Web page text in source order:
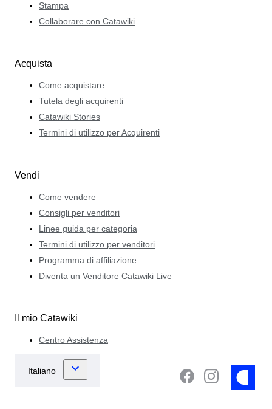
Stampa
Collaborare con Catawiki
Acquista
Come acquistare
Tutela degli acquirenti
Catawiki Stories
Termini di utilizzo per Acquirenti
Vendi
Come vendere
Consigli per venditori
Linee guida per categoria
Termini di utilizzo per venditori
Programma di affiliazione
Diventa un Venditore Catawiki Live
Il mio Catawiki
Centro Assistenza